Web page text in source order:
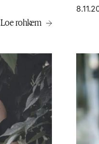
Loe rohkem